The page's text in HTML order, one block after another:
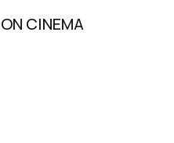
CINEMA
тремя платежами раз